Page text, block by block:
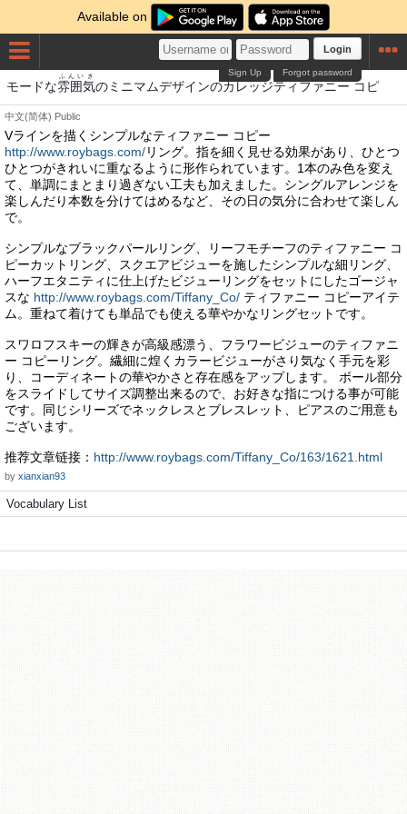
Available on
Login
Forgot password
Sign Up
モードな雰囲気
ふんいき
のミニマムデザインのカレッジティファニー コピ
中文(简体) Public
Vラインを描くシンプルなティファニー コピー
http://www.roybags.com/リング。指を細く見せる効果があり、ひとつ
ひとつがきれいに重なるように形作られています。1本のみ色を変え
て、単調にまとまり過ぎない工夫も加えました。シングルアレンジを
楽しんだり本数を分けてはめるなど、その日の気分に合わせて楽しん
で。
シンプルなブラックパールリング、リーフモチーフのティファニー コ
ピーカットリング、スクエアビジューを施したシンプルな細リング、
ハーフエタニティに仕上げたビジューリングをセットにしたゴージャ
スな http://www.roybags.com/Tiffany_Co/ ティファニー コピーアイテ
ム。重ねて着けても単品でも使える華やかなリングセットです。
スワロフスキーの輝きが高級感漂う、フラワービジューのティファニ
ー コピーリング。繊細に煌くカラービジューがさり気なく手元を彩
り、コーディネートの華やかさと存在感をアップします。 ボール部分
をスライドしてサイズ調整出来るので、お好きな指につける事が可能
です。同じシリーズでネックレスとブレスレット、ピアスのご用意も
ございます。
推荐文章链接： http://www.roybags.com/Tiffany_Co/163/1621.html
by xianxian93
Vocabulary List